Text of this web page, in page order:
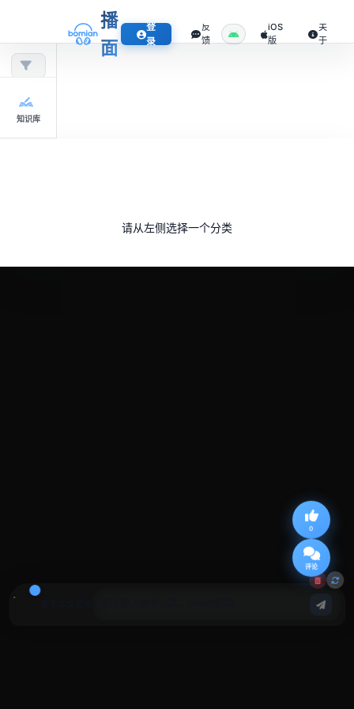
播
面
登
录
反
馈
iOS
版
关
于
0
评论
知识库
请从左侧选择一个分类